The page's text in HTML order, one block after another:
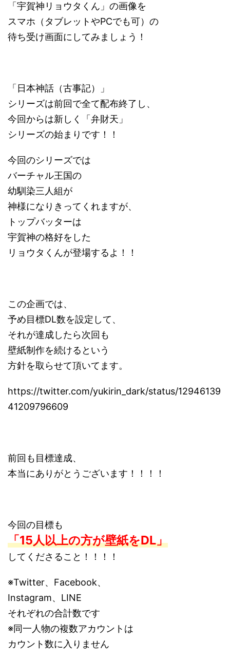
「宇賀神リョウタくん」の画像を
スマホ（タブレットやPCでも可）の
待ち受け画面にしてみましょう！
「日本神話（古事記）」
シリーズは前回で全て配布終了し、
今回からは新しく「弁財天」
シリーズの始まりです！！
今回のシリーズでは
バーチャル王国の
幼馴染三人組が
神様になりきってくれますが、
トップバッターは
宇賀神の格好をした
リョウタくんが登場するよ！！
この企画では、
予め目標DL数を設定して、
それが達成したら次回も
壁紙制作を続けるという
方針を取らせて頂いてます。
https://twitter.com/yukirin_dark/status/12946139
41209796609
前回も目標達成、
本当にありがとうございます！！！！
今回の目標も
「15人以上の方が壁紙をDL」
してくださること！！！！
※Twitter、Facebook、
Instagram、LINE
それぞれの合計数です
※同一人物の複数アカウントは
カウント数に入りません